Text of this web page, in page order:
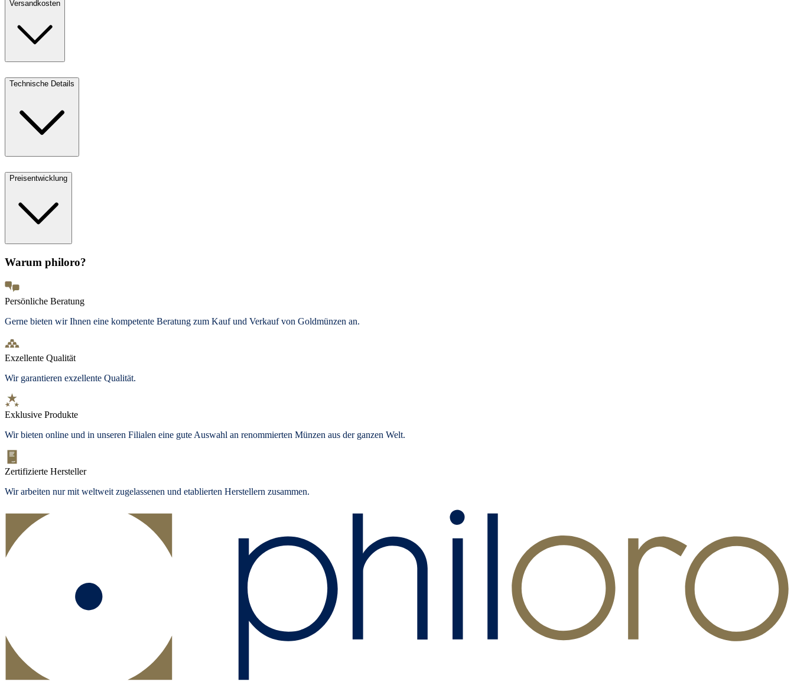
Versandkosten
Technische Details
Preisentwicklung
Warum philoro?
Persönliche Beratung
Gerne bieten wir Ihnen eine kompetente Beratung zum Kauf und Verkauf von Goldmünzen an.
Exzellente Qualität
Wir garantieren exzellente Qualität.
Exklusive Produkte
Wir bieten online und in unseren Filialen eine gute Auswahl an renommierten Münzen aus der ganzen Welt.
Zertifizierte Hersteller
Wir arbeiten nur mit weltweit zugelassenen und etablierten Herstellern zusammen.